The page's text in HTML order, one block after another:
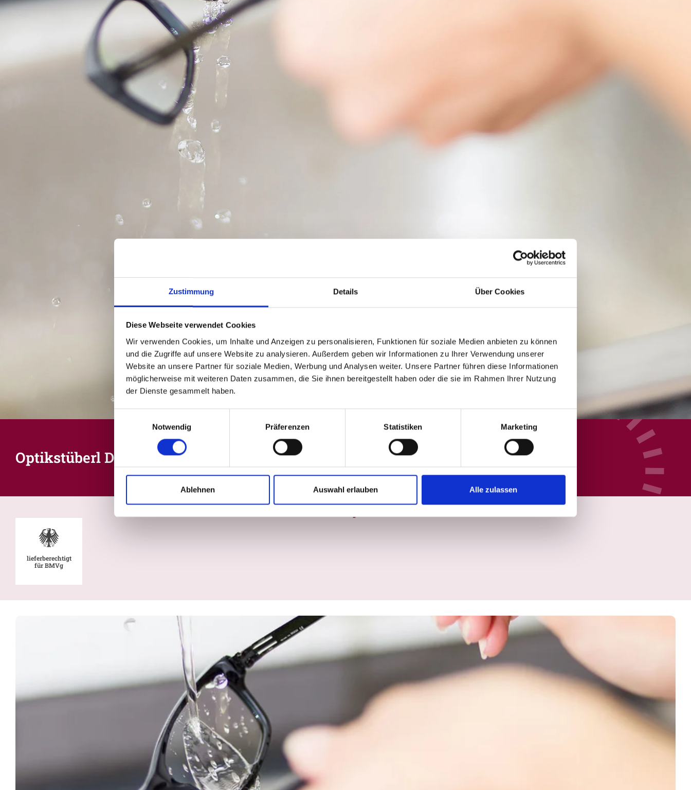
Zustimmung Details Über Cookies
Diese Webseite verwendet Cookies
Wir verwenden Cookies, um Inhalte und Anzeigen zu personalisieren, Funktionen für soziale Medien anbieten zu können
und die Zugriffe auf unsere Website zu analysieren. Außerdem geben wir Informationen zu Ihrer Verwendung unserer
Website an unsere Partner für soziale Medien, Werbung und Analysen weiter. Unsere Partner führen diese Informationen
möglicherweise mit weiteren Daten zusammen, die Sie ihnen bereitgestellt haben oder die sie im Rahmen Ihrer Nutzung
der Dienste gesammelt haben.
Notwendig
Präferenzen Statistiken Marketing
Ablehnen Auswahl erlauben Alle zulassen
Optikstüberl Diana Weck
lieferberechtigt
für BMVg